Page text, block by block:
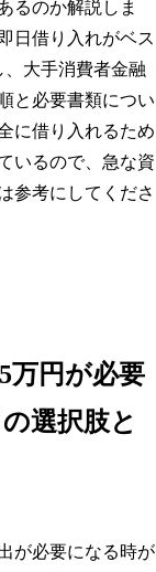
るのか解説しま
日借り入れがベス
、大手消費者金融
と必要書類につい
に借り入れるため
いるので、急な資
参考にしてくださ
万円が必要
選択肢と
が必要になる時が